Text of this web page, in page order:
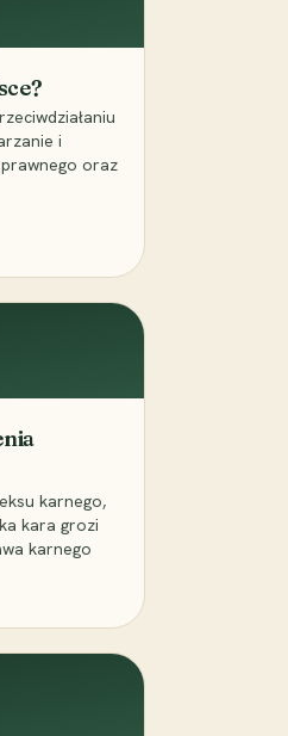
i
oraz
karnego,
kara grozi
karnego